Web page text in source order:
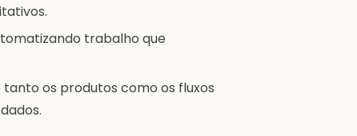
trabalho que
tanto os produtos como os fluxos